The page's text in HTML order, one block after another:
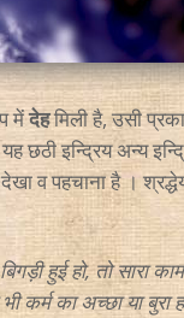
मेंदेहमिली है, उसी
छठी इन्द्रिय अन्य
व पहचाना है ।
हुई हो, तो
कर्म का अच्छा या